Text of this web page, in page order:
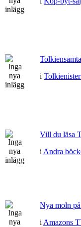
i
Vill du läsa
i Andra
Nya moln
i Amazons